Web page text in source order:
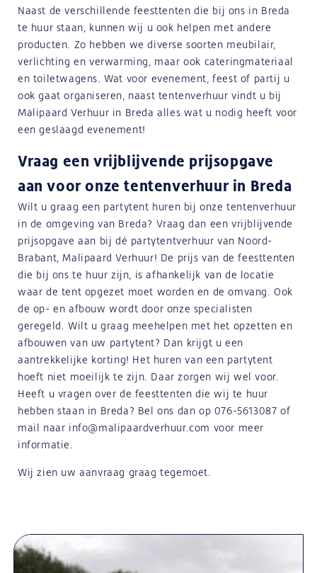
Naast de verschillende feesttenten die bij ons in Breda
te huur staan, kunnen wij u ook helpen met andere
producten. Zo hebben we diverse soorten meubilair,
verlichting en verwarming, maar ook cateringmateriaal
en toiletwagens. Wat voor evenement, feest of partij u
ook gaat organiseren, naast tentenverhuur vindt u bij
Malipaard Verhuur in Breda alles wat u nodig heeft voor
een geslaagd evenement!
Vraag een vrijblijvende prijsopgave
aan voor onze tentenverhuur in Breda
Wilt u graag een partytent huren bij onze tentenverhuur
in de omgeving van Breda? Vraag dan een vrijblijvende
prijsopgave aan bij dé partytentverhuur van Noord-
Brabant, Malipaard Verhuur! De prijs van de feesttenten
die bij ons te huur zijn, is afhankelijk van de locatie
waar de tent opgezet moet worden en de omvang. Ook
de op- en afbouw wordt door onze specialisten
geregeld. Wilt u graag meehelpen met het opzetten en
afbouwen van uw partytent? Dan krijgt u een
aantrekkelijke korting! Het huren van een partytent
hoeft niet moeilijk te zijn. Daar zorgen wij wel voor.
Heeft u vragen over de feesttenten die wij te huur
hebben staan in Breda? Bel ons dan op 076-5613087 of
mail naar info@malipaardverhuur.com voor meer
informatie.
Wij zien uw aanvraag graag tegemoet.